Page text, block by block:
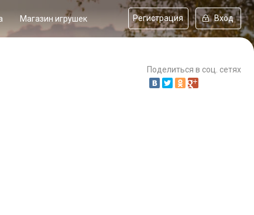
Магазин игрушек Регистрация Вход
Поделиться в соц. сетях